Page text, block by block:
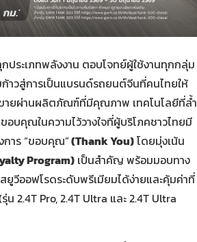
ระเภทพลังงาน ตอบโจทย์ผู้ใช้งานทุกกลุ่ม
าวสู่การเป็นแบรนด์รถยนต์จีนที่คนไทยให้
ายผ่านผลิตภัณฑ์ที่มีคุณภาพ เทคโนโลยีที่ล้ำ
อบคุณในความไว้วางใจที่ผู้บริโภคชาวไทยมี
าร “ขอบคุณ”(Thank You)โดยมุ่งเน้น
Program) เป็นสำคัญ พร้อมมอบทาง
ยูวีออฟโรดระดับพรีเมียมได้ง่ายและคุ้มค่าที่
น 2.4T Pro, 2.4T Ultra และ 2.4T Ultra